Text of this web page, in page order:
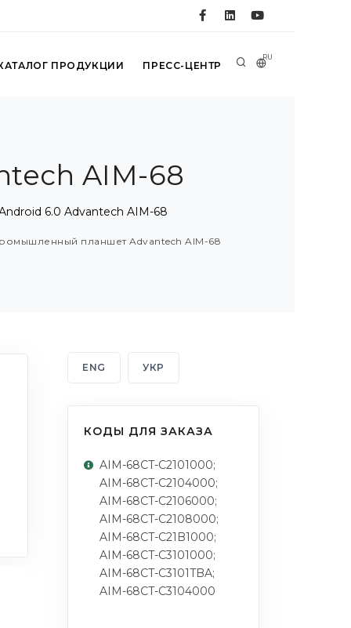
RU
ПРОДУКЦИИ ПРЕСС-ЦЕНТР
AIM-68
6.0 Advantech AIM-68
планшет Advantech AIM-68
ENG УКР
КОДЫ ДЛЯ ЗАКАЗА
AIM-68CT-C2101000;
AIM-68CT-C2104000;
AIM-68CT-C2106000;
AIM-68CT-C2108000;
AIM-68CT-C21B1000;
AIM-68CT-C3101000;
AIM-68CT-C3101TBA;
AIM-68CT-C3104000